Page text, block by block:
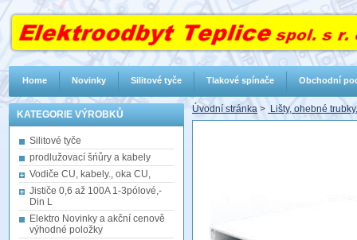
KATEGORIE VÝROBKŮ
Silitové tyče
prodlužovací šńůry a kabely
Vodiče CU, kabely., oka CU,
Jističe 0,6 až 100A 1-3pólové,-
Din L
Elektro Novinky a akční cenově
výhodné položky
Úvodní stránka > Lišty, ohebné
Home Novinky Silitové tyče Tlakové spínače Obchodní